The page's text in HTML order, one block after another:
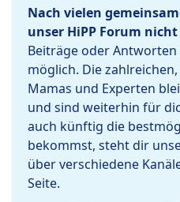
Nach vielen
unser HiPP Forum
Beiträge oder
möglich. Die
Mamas und Experten
und sind weiterhin für
auch künftig die
bekommst, steht dir
über verschiedene
Seite.